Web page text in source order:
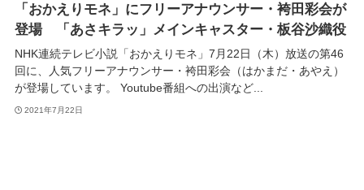
「おかえりモネ」にフリーアナウンサー・袴田彩会が
登場 「あさキラッ」メインキャスター・板谷沙織役
NHK連続テレビ小説「おかえりモネ」7月22日（木）放送の第46
回に、人気フリーアナウンサー・袴田彩会（はかまだ・あやえ）
が登場しています。 Youtube番組への出演など...
2021年7月22日